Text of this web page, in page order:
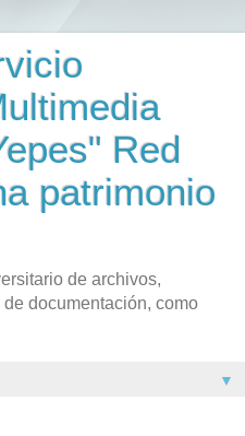
Red
patrimonio
de archivos,
documentación, como
▼